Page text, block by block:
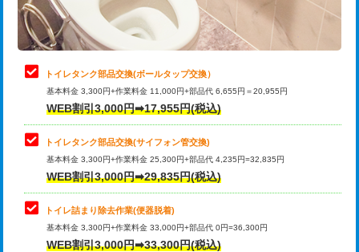
トイレタンク部品交換(ボールタップ交換）
基本料金 3,300円+作業料金 11,000円+部品代 6,655円＝20,955円
WEB割引3,000円➡17,955円(税込)
トイレタンク部品交換(サイフォン管交換)
基本料金 3,300円+作業料金 25,300円+部品代 4,235円=32,835円
WEB割引3,000円➡29,835円(税込)
トイレ詰まり除去作業(便器脱着)
基本料金 3,300円+作業料金 33,000円+部品代 0円=36,300円
WEB割引3,000円➡33,300円(税込)